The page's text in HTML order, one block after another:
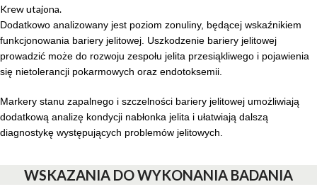
Krew utajona.
Dodatkowo analizowany jest poziom zonuliny, będącej wskaźnikiem
funkcjonowania bariery jelitowej. Uszkodzenie bariery jelitowej
prowadzić może do rozwoju zespołu jelita przesiąkliwego i pojawienia
się nietolerancji pokarmowych oraz endotoksemii.
Markery stanu zapalnego i szczelności bariery jelitowej umożliwiają
dodatkową analizę kondycji nabłonka jelita i ułatwiają dalszą
diagnostykę występujących problemów jelitowych.
WSKAZANIA DO WYKONANIA BADANIA